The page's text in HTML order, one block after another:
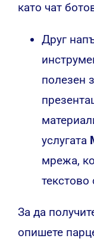
като чат
Друг
полезен
услугата
мрежа,
текстово
За да
опишете